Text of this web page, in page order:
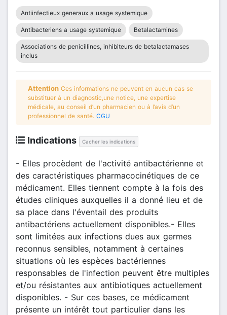
Antiinfectieux generaux a usage systemique
Antibacteriens a usage systemique Betalactamines
Associations de penicillines, inhibiteurs de betalactamases
inclus
Attention Ces informations ne peuvent en aucun cas se
substituer à un diagnostic,une notice, une expertise
médicale, au conseil d’un pharmacien ou à l’avis d’un
professionnel de santé. CGU
Indications Cacher les indications
- Elles procèdent de l'activité antibactérienne et
des caractéristiques pharmacocinétiques de ce
médicament. Elles tiennent compte à la fois des
études cliniques auxquelles il a donné lieu et de
sa place dans l'éventail des produits
antibactériens actuellement disponibles.- Elles
sont limitées aux infections dues aux germes
reconnus sensibles, notamment à certaines
situations où les espèces bactériennes
responsables de l'infection peuvent être multiples
et/ou résistantes aux antibiotiques actuellement
disponibles. - Sur ces bases, ce médicament
présente un intérêt tout particulier dans les